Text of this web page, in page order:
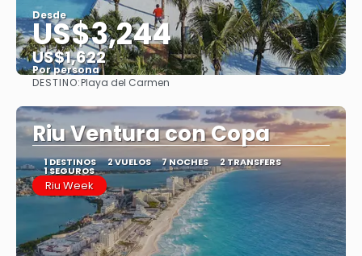
Desde
US$3,244
US$1,622
Por persona
DESTINO:Playa del Carmen
Riu Ventura con Copa
1 DESTINOS 2 VUELOS 7 NOCHES 2 TRANSFERS
1 SEGUROS
Riu Week